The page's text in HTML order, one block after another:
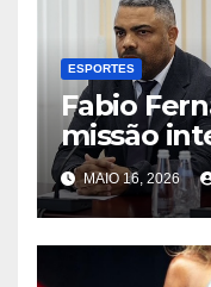
ESPORTES
Fabio
missão
Conselho
Rússia
MAIO 16, 2026